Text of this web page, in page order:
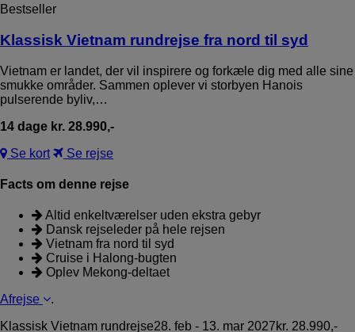
Bestseller
Klassisk Vietnam rundrejse fra nord til syd
Vietnam er landet, der vil inspirere og forkæle dig med alle sine
smukke områder. Sammen oplever vi storbyen Hanois
pulserende byliv,…
14 dage kr. 28.990,-
Se kort
Se rejse
Facts om denne rejse
Altid enkeltværelser uden ekstra gebyr
Dansk rejseleder på hele rejsen
Vietnam fra nord til syd
Cruise i Halong-bugten
Oplev Mekong-deltaet
Afrejse
.
Klassisk Vietnam rundrejse28. feb - 13. mar 2027kr. 28.990,-